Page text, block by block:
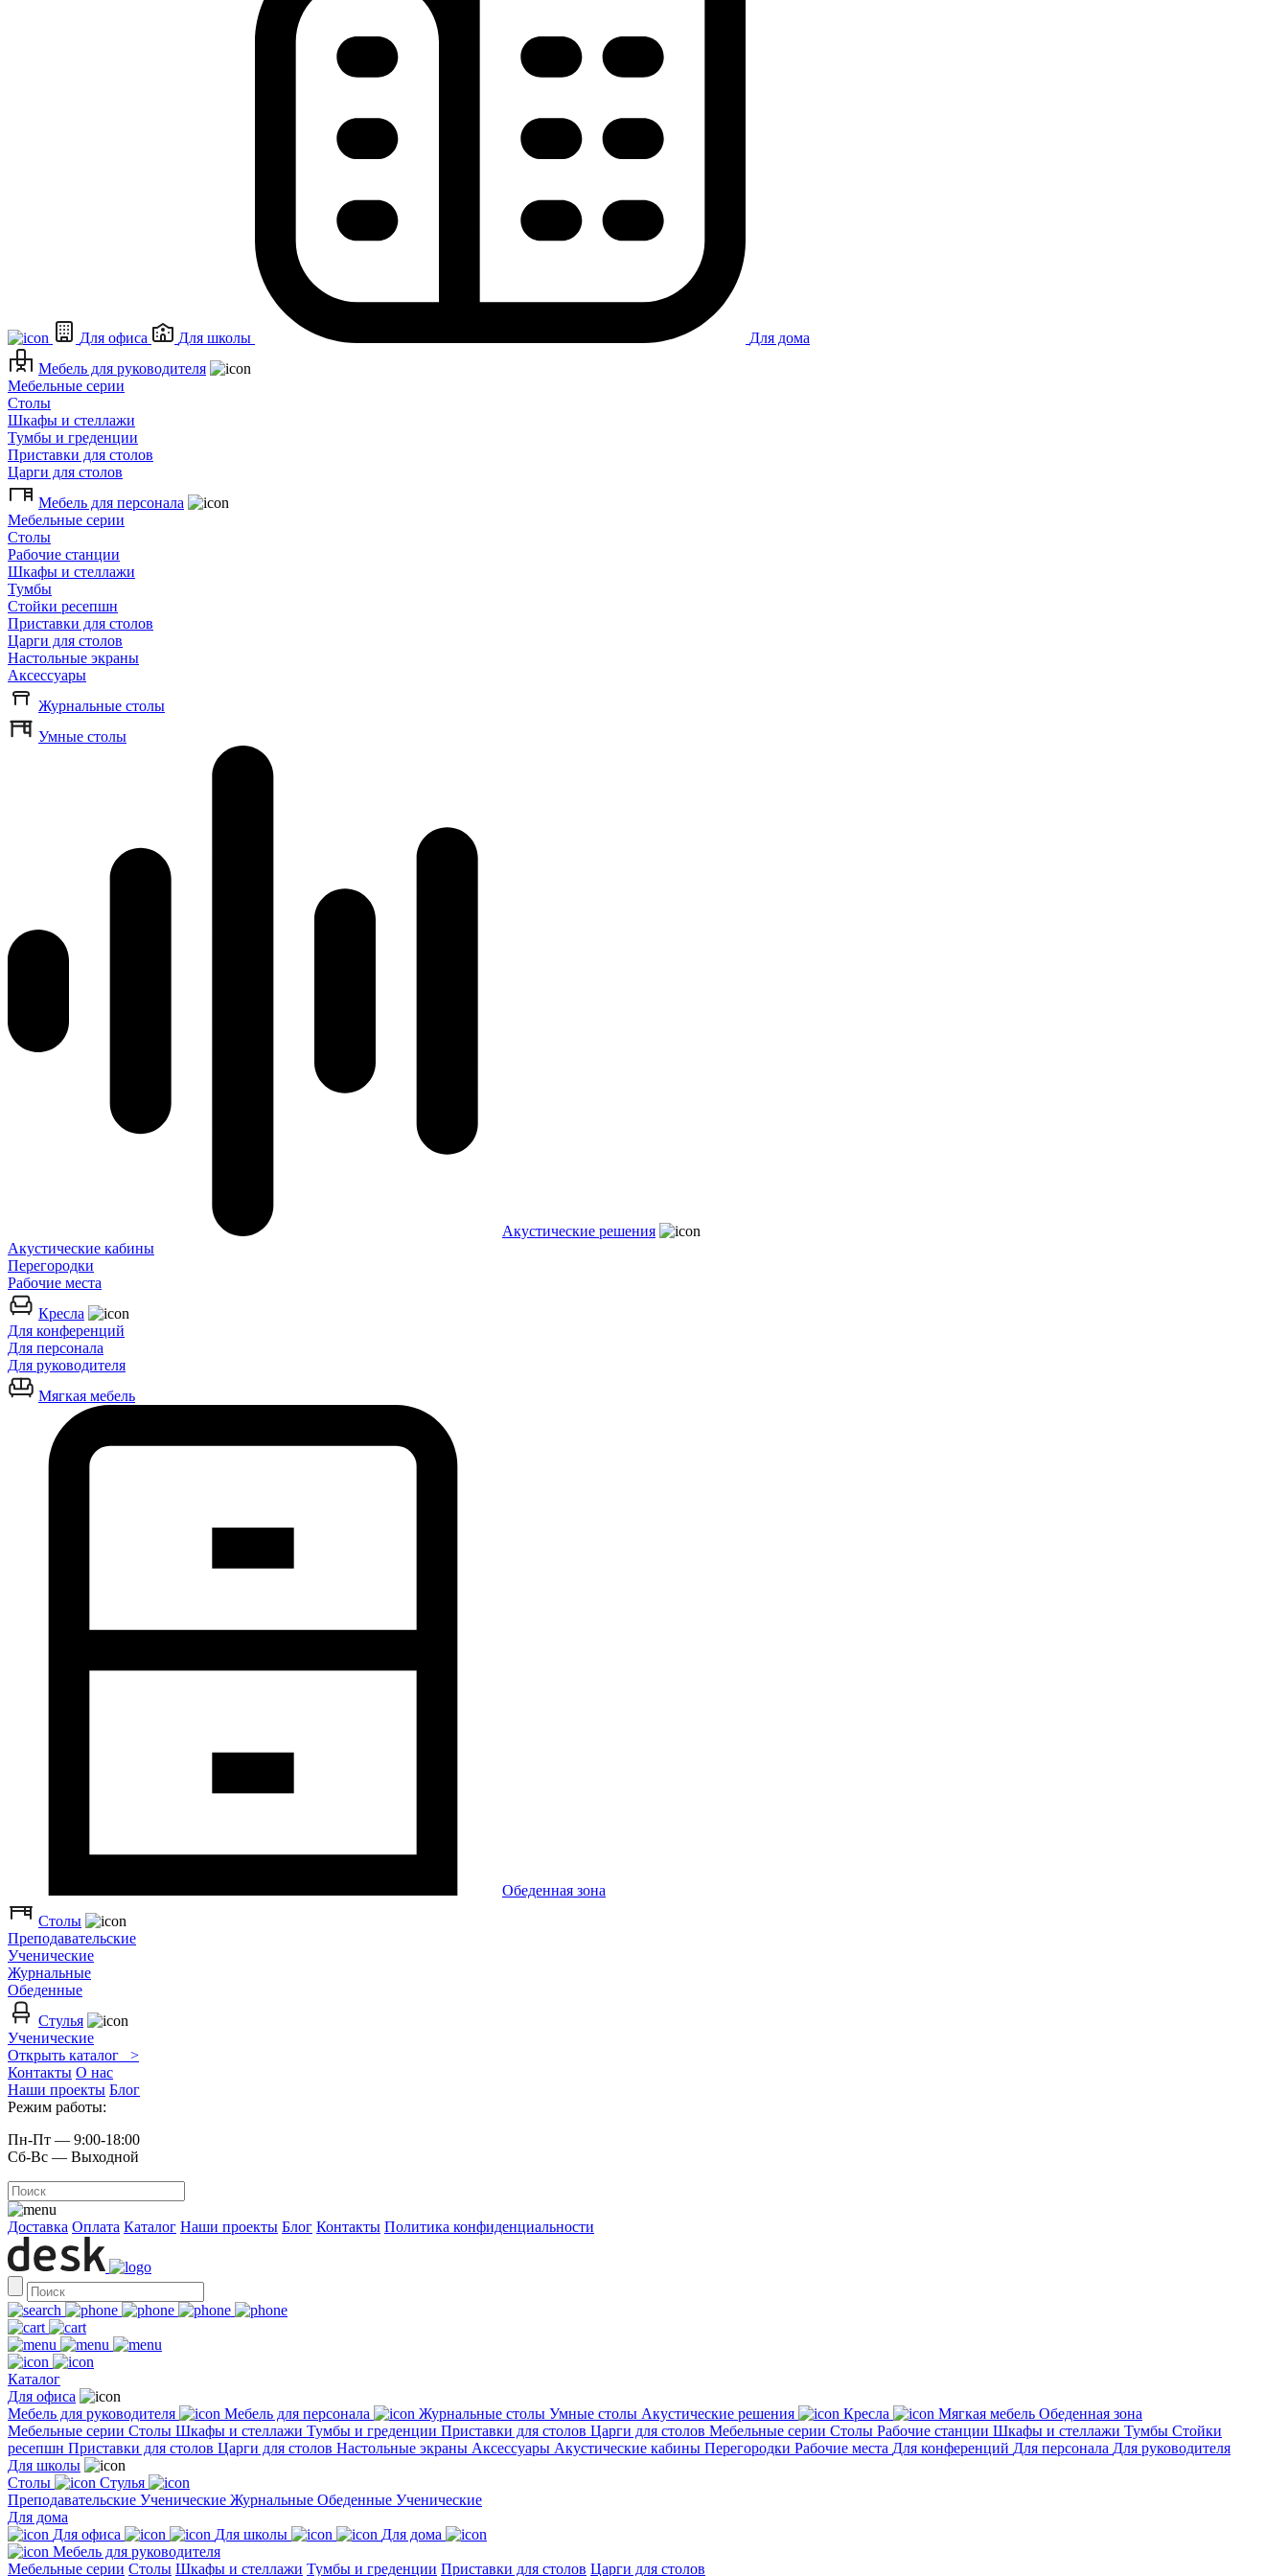
Для офиса Для школы
Для дома
Мебель для руководителя
Мебельные серии
Столы
Шкафы и стеллажи
Тумбы и греденции
Приставки для столов
Царги для столов
Мебель для персонала
Мебельные серии
Столы
Рабочие станции
Шкафы и стеллажи
Тумбы
Стойки ресепшн
Приставки для столов
Царги для столов
Настольные экраны
Аксессуары
Журнальные столы
Умные столы
Акустические решения
Акустические кабины
Перегородки
Рабочие места
Кресла
Для конференций
Для персонала
Для руководителя
Мягкая мебель
Обеденная зона
Столы
Преподавательские
Ученические
Журнальные
Обеденные
Стулья
Ученические
Открыть каталог >
Контакты О нас
Наши проекты Блог
Режим работы:
Пн-Пт — 9:00-18:00
Сб-Вс — Выходной
Доставка Оплата Каталог Наши проекты Блог Контакты Политика конфиденциальности
Каталог
Для офиса
Мебель для руководителя
Мебель для персонала Журнальные столы Умные столы Акустические решения Кресла Мягкая мебель Обеденная зона
Мебельные серии Столы Шкафы и стеллажи Тумбы и греденции Приставки для столов Царги для столов Мебельные серии Столы Рабочие станции Шкафы и стеллажи Тумбы Стойки
ресепшн Приставки для столов Царги для столов Настольные экраны Аксессуары Акустические кабины Перегородки Рабочие места Для конференций Для персонала Для руководителя
Для школы
Столы
Стулья
Преподавательские Ученические Журнальные Обеденные Ученические
Для дома
Для офиса
Для школы
Для дома
Мебель для руководителя
Мебельные серии Столы Шкафы и стеллажи Тумбы и греденции Приставки для столов Царги для столов